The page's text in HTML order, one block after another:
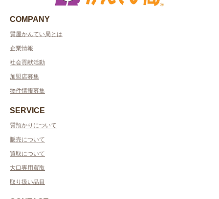
COMPANY
質屋かんてい局とは
企業情報
社会貢献活動
加盟店募集
物件情報募集
SERVICE
質預かりについて
販売について
買取について
大口専用買取
取り扱い品目